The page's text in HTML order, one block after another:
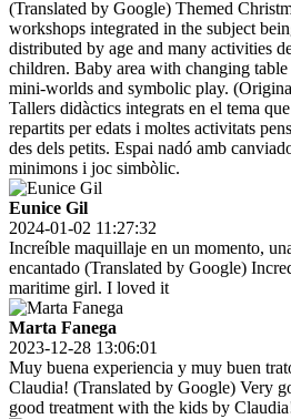
(Translated by Google) Themed
workshops integrated in the subject
distributed by age and many activities
children. Baby area with changing
mini-worlds and symbolic play.
Tallers didàctics integrats en el tema
repartits per edats i moltes activitats
des dels petits. Espai nadó amb
minimons i joc simbòlic.
Eunice Gil
2024-01-02 11:27:32
Increíble maquillaje en un momento,
encantado (Translated by Google)
maritime girl. I loved it
Marta Fanega
2023-12-28 13:06:01
Muy buena experiencia y muy buen
Claudia! (Translated by Google) Very
good treatment with the kids by